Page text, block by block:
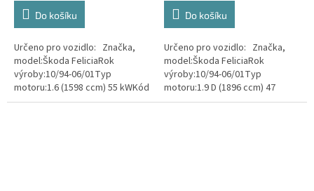
Do košíku
Určeno pro vozidlo: Značka,
model:Škoda FeliciaRok
výroby:10/94-06/01Typ
motoru:1.6 (1598 ccm) 55 kWKód
motoru:AEE Stav zboží: Použité
Do košíku
Určeno pro vozidlo: Značka,
model:Škoda FeliciaRok
výroby:10/94-06/01Typ
motoru:1.9 D (1896 ccm) 47
kWKód motoru: Stav zboží: